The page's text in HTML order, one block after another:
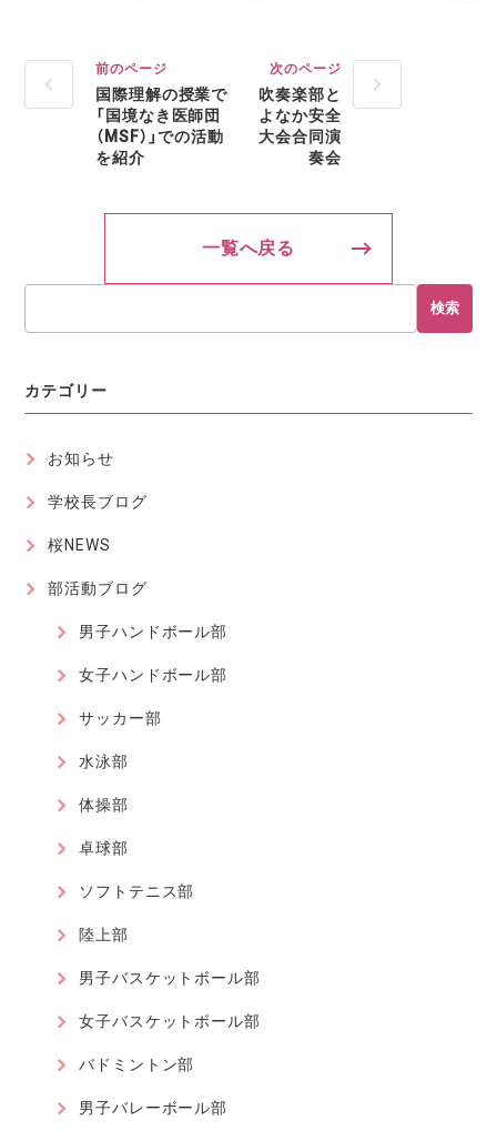
前のページ
国際理解の授業で
「国境なき医師団
（MSF）」での活動
を紹介
次のページ
吹奏楽部と
よなか安全
大会合同演
奏会
一覧へ戻る
検索
カテゴリー
お知らせ
学校長ブログ
桜NEWS
部活動ブログ
男子ハンドボール部
女子ハンドボール部
サッカー部
水泳部
体操部
卓球部
ソフトテニス部
陸上部
男子バスケットボール部
女子バスケットボール部
バドミントン部
男子バレーボール部